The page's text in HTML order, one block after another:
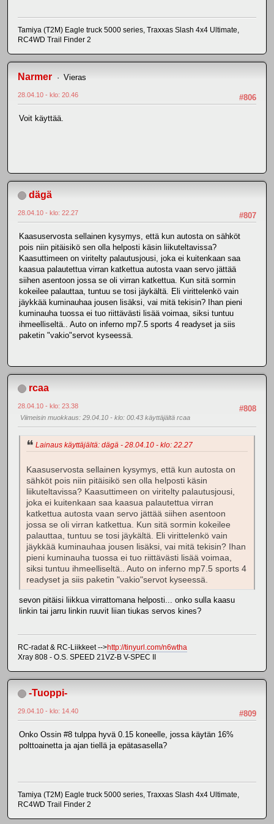
Tamiya (T2M) Eagle truck 5000 series, Traxxas Slash 4x4 Ultimate,
RC4WD Trail Finder 2
Narmer Vieras
#806
28.04.10 - klo: 20.46
Voit käyttää.
dägä
#807
28.04.10 - klo: 22.27
Kaasuservosta sellainen kysymys, että kun autosta on sähköt
pois niin pitäisikö sen olla helposti käsin liikuteltavissa?
Kaasuttimeen on viritelty palautusjousi, joka ei kuitenkaan saa
kaasua palautettua virran katkettua autosta vaan servo jättää
siihen asentoon jossa se oli virran katkettua. Kun sitä sormin
kokeilee palauttaa, tuntuu se tosi jäykältä. Eli virittelenkö vain
jäykkää kuminauhaa jousen lisäksi, vai mitä tekisin? Ihan pieni
kuminauha tuossa ei tuo riittävästi lisää voimaa, siksi tuntuu
ihmeelliseltä.. Auto on inferno mp7.5 sports 4 readyset ja siis
paketin "vakio"servot kyseessä.
rcaa
#808
28.04.10 - klo: 23.38
Viimeisin muokkaus: 29.04.10 - klo: 00.43 käyttäjältä rcaa
Lainaus käyttäjältä: dägä - 28.04.10 - klo: 22.27
Kaasuservosta sellainen kysymys, että kun autosta on
sähköt pois niin pitäisikö sen olla helposti käsin
liikuteltavissa? Kaasuttimeen on viritelty palautusjousi,
joka ei kuitenkaan saa kaasua palautettua virran
katkettua autosta vaan servo jättää siihen asentoon
jossa se oli virran katkettua. Kun sitä sormin kokeilee
palauttaa, tuntuu se tosi jäykältä. Eli virittelenkö vain
jäykkää kuminauhaa jousen lisäksi, vai mitä tekisin? Ihan
pieni kuminauha tuossa ei tuo riittävästi lisää voimaa,
siksi tuntuu ihmeelliseltä.. Auto on inferno mp7.5 sports 4
readyset ja siis paketin "vakio"servot kyseessä.
sevon pitäisi liikkua virrattomana helposti... onko sulla kaasu
linkin tai jarru linkin ruuvit liian tiukas servos kines?
RC-radat & RC-Liikkeet -->http://tinyurl.com/n6wtha
Xray 808 - O.S. SPEED 21VZ-B V-SPEC II
-Tuoppi-
#809
29.04.10 - klo: 14.40
Onko Ossin #8 tulppa hyvä 0.15 koneelle, jossa käytän 16%
polttoainetta ja ajan tiellä ja epätasasella?
Tamiya (T2M) Eagle truck 5000 series, Traxxas Slash 4x4 Ultimate,
RC4WD Trail Finder 2